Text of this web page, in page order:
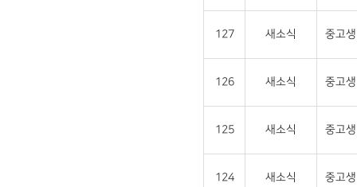
127 새소식 중고
126 새소식 중고
125 새소식 중고
124 새소식 중고